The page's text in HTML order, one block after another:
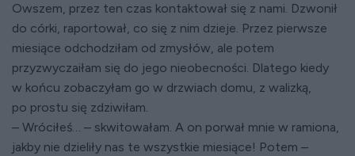
Owszem, przez ten czas kontaktował się z nami. Dzwonił
do córki, raportował, co się z nim dzieje. Przez pierwsze
miesiące odchodziłam od zmysłów, ale potem
przyzwyczaiłam się do jego nieobecności. Dlatego kiedy
w końcu zobaczyłam go w drzwiach domu, z walizką,
po prostu się zdziwiłam.
– Wróciłeś… – skwitowałam. A on porwał mnie w ramiona,
jakby nie dzieliły nas te wszystkie miesiące! Potem –